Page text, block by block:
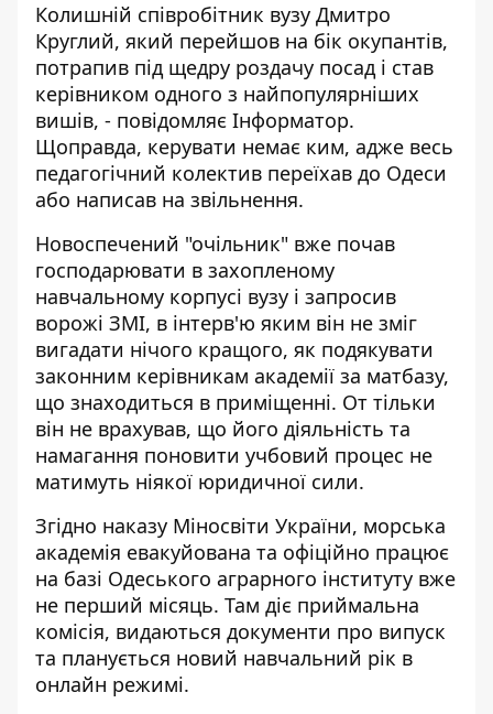
Колишній співробітник вузу Дмитро
Круглий, який перейшов на бік окупантів,
потрапив під щедру роздачу посад і став
керівником одного з найпопулярніших
вишів, - повідомляє Інформатор.
Щоправда, керувати немає ким, адже весь
педагогічний колектив переїхав до Одеси
або написав на звільнення.
Новоспечений "очільник" вже почав
господарювати в захопленому
навчальному корпусі вузу і запросив
ворожі ЗМІ, в інтерв'ю яким він не зміг
вигадати нічого кращого, як подякувати
законним керівникам академії за матбазу,
що знаходиться в приміщенні. От тільки
він не врахував, що його діяльність та
намагання поновити учбовий процес не
матимуть ніякої юридичної сили.
Згідно наказу Міносвіти України, морська
академія евакуйована та офіційно працює
на базі Одеського аграрного інституту вже
не перший місяць. Там діє приймальна
комісія, видаються документи про випуск
та планується новий навчальний рік в
онлайн режимі.